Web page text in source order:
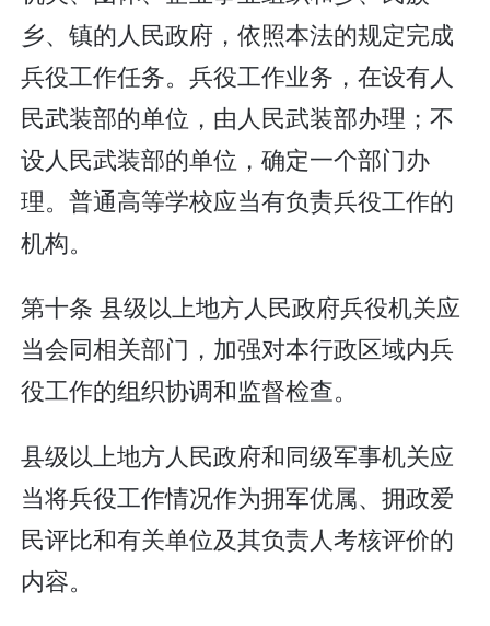
乡、镇的人民政府，依照本法的规定完成
兵役工作任务。兵役工作业务，在设有人
民武装部的单位，由人民武装部办理；不
设人民武装部的单位，确定一个部门办
理。普通高等学校应当有负责兵役工作的
机构。
第十条 县级以上地方人民政府兵役机关应
当会同相关部门，加强对本行政区域内兵
役工作的组织协调和监督检查。
县级以上地方人民政府和同级军事机关应
当将兵役工作情况作为拥军优属、拥政爱
民评比和有关单位及其负责人考核评价的
内容。